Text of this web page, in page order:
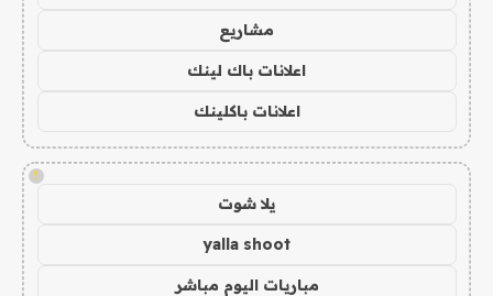
مشاريع
اعلانات باك لينك
اعلانات باكلينك
!
يلا شوت
yalla shoot
مباريات اليوم مباشر